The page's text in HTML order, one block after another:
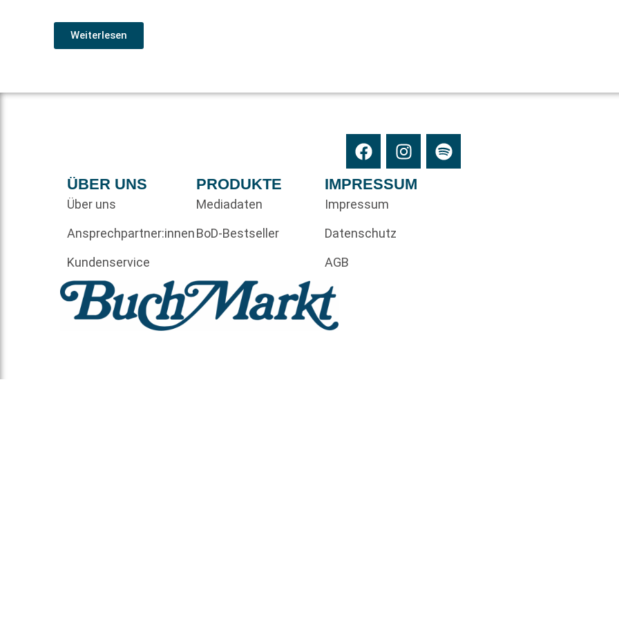
Weiterlesen
ÜBER UNS
Über uns
Ansprechpartner:innen
Kundenservice
PRODUKTE
Mediadaten
BoD-Bestseller
IMPRESSUM
Impressum
Datenschutz
AGB